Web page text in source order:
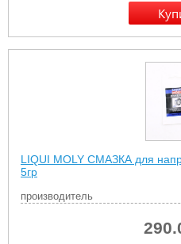
LIQUI MOLY СМАЗКА для
5гр
производитель